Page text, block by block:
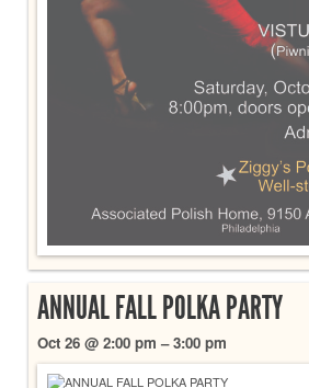
ANNUAL FALL POLKA PARTY
Oct 26 @ 2:00 pm – 3:00 pm